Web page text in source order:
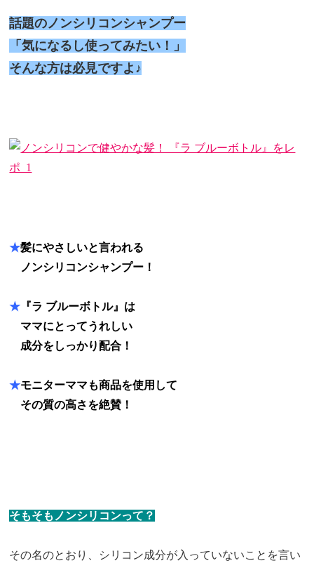
話題のノンシリコンシャンプー
「気になるし使ってみたい！」
そんな方は必見ですよ♪
★髪にやさしいと言われる
ノンシリコンシャンプー！
★ 『ラ ブルーボトル』は
ママにとってうれしい
成分をしっかり配合！
★モニターママも商品を使用して
その質の高さを絶賛！
そもそもノンシリコンって？
その名のとおり、シリコン成分が入っていないことを言い